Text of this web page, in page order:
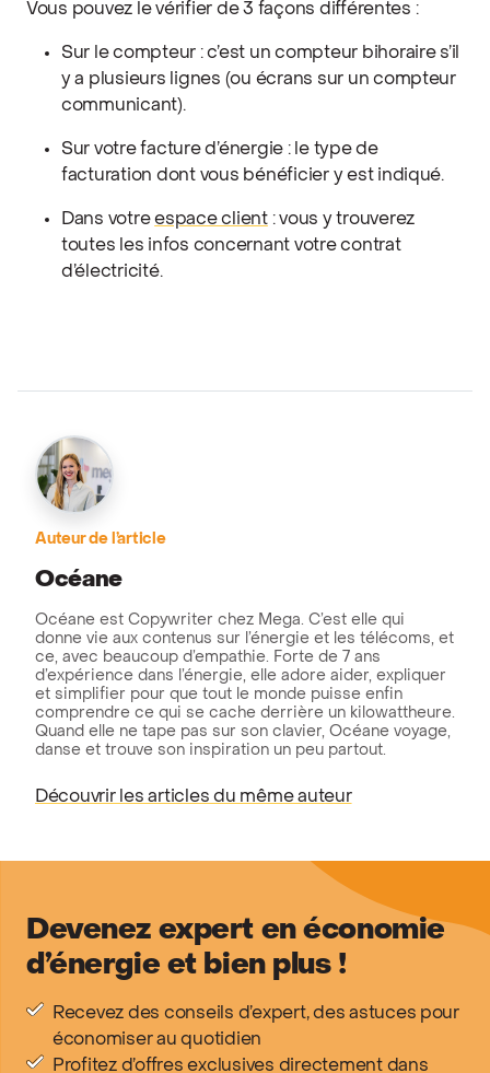
Vous pouvez le vérifier de 3 façons différentes :
Sur le compteur : c’est un compteur bihoraire s’il
y a plusieurs lignes (ou écrans sur un compteur
communicant).
Sur votre facture d’énergie : le type de
facturation dont vous bénéficier y est indiqué.
Dans votreespace client: vous y trouverez
toutes les infos concernant votre contrat
d’électricité.
Auteur de l’article
Océane
Océane est Copywriter chez Mega. C’est elle qui
donne vie aux contenus sur l’énergie et les télécoms, et
ce, avec beaucoup d’empathie. Forte de 7 ans
d’expérience dans l’énergie, elle adore aider, expliquer
et simplifier pour que tout le monde puisse enfin
comprendre ce qui se cache derrière un kilowattheure.
Quand elle ne tape pas sur son clavier, Océane voyage,
danse et trouve son inspiration un peu partout.
Découvrir les articles du même auteur
Devenez expert en économie
d’énergie et bien plus !
Recevez des conseils d’expert, des astuces pour
économiser au quotidien
Profitez d’offres exclusives directement dans